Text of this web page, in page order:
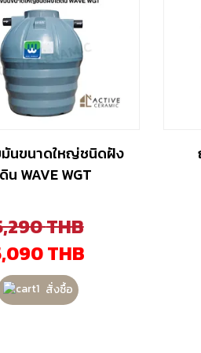
นขนาดใหญ่ชนิดฝัง
น WAVE WGT
THB
THB
สั่งซื้อ